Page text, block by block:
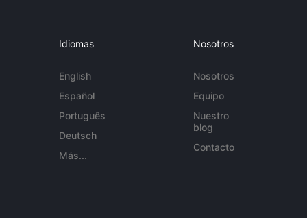
Idiomas
English
Español
Português
Deutsch
Más...
Nosotros
Nosotros
Equipo
Nuestro
blog
Contacto